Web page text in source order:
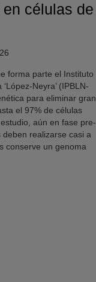
células de
forma parte el Instituto
Neyra’ (IPBLN-
para eliminar gran
el 97% de células
aún en fase pre-
realizarse casi a
conserve un genoma